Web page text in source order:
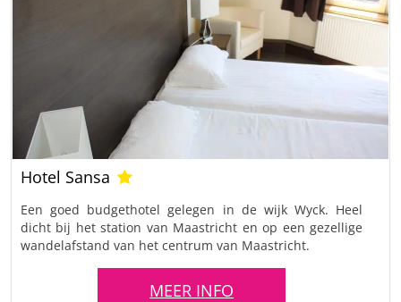
Hotel Sansa
Een goed budgethotel gelegen in de wijk Wyck. Heel
dicht bij het station van Maastricht en op een gezellige
wandelafstand van het centrum van Maastricht.
MEER INFO